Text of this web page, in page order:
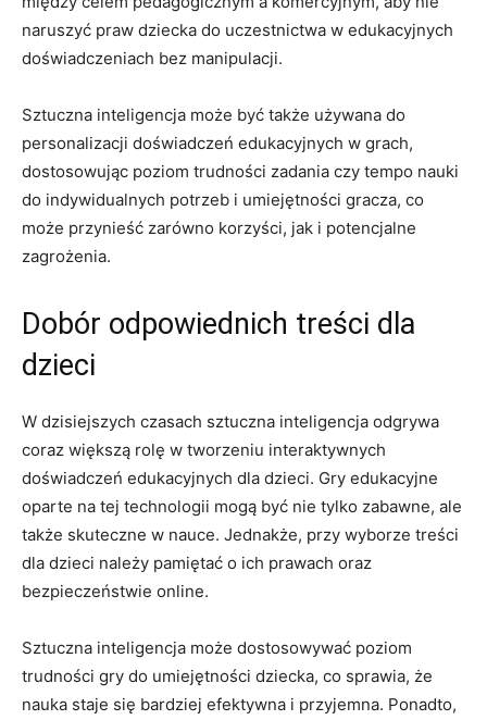
naruszyć⁢ praw ⁢dziecka do uczestnictwa w edukacyjnych‍
doświadczeniach bez manipulacji.
Sztuczna‌ inteligencja może być także używana do
personalizacji ⁣doświadczeń edukacyjnych w ‍grach,
⁣dostosowując poziom trudności ‍zadania czy‍ tempo ⁣nauki‍
do indywidualnych⁢ potrzeb i umiejętności gracza, co
może⁤ przynieść ⁤zarówno ⁢korzyści, jak⁢ i potencjalne
zagrożenia.
Dobór odpowiednich treści dla
‌dzieci
W dzisiejszych czasach sztuczna⁢ inteligencja odgrywa
coraz większą rolę w tworzeniu interaktywnych
doświadczeń edukacyjnych dla ⁣dzieci.⁣ Gry edukacyjne
oparte na tej ‍technologii ‍mogą być nie tylko zabawne, ale
także skuteczne ‍w nauce. Jednakże, ⁢przy wyborze treści
dla⁤ dzieci należy pamiętać o ich prawach oraz
bezpieczeństwie online.
Sztuczna inteligencja może dostosowywać poziom
trudności ‌gry do umiejętności dziecka, ⁢co sprawia, że
nauka staje się bardziej efektywna ‌i‍ przyjemna. ⁣Ponadto, ​